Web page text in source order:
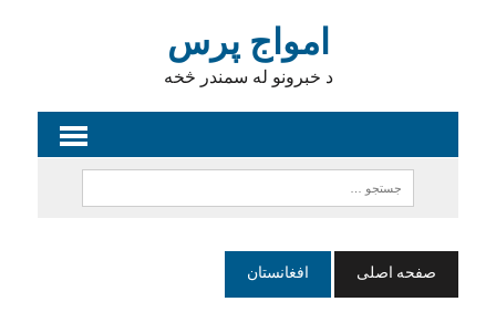
امواج پرس
د خبرونو له سمندر څخه
صفحه اصلی افغانستان